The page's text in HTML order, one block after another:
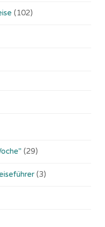
(102)
(29)
(3)